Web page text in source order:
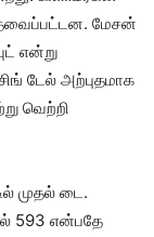
மேசன்
என்று
டேல் அற்புதமாக
வெற்றி
முதல் டை.
593 என்பதே